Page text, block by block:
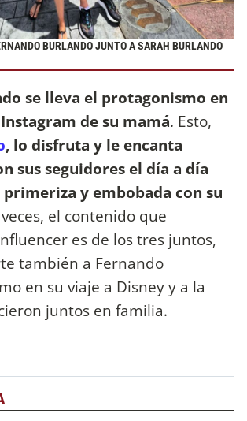
BURLANDO JUNTO A SARAH BURLANDO
se lleva el protagonismo en
de su mamá. Esto,
, lo disfruta y le encanta
sus seguidores el día a día
y embobada con su
el contenido que
es de los tres juntos,
también a Fernando
en su viaje a Disney y a la
juntos en familia.